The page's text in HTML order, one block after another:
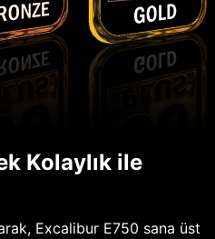
Kolaylık ile
Excalibur E750 sana üst